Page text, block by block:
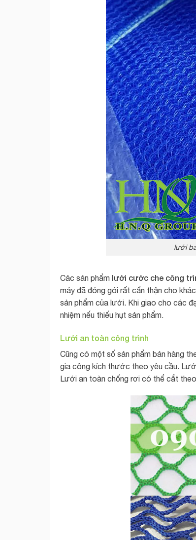
lưới
Các sản phẩm lưới cước che công
máy đã đóng gói rất cẩn thận cho
sản phẩm của lưới. Khi giao cho các
nhiệm nếu thiếu hụt sản phẩm.
Lưới an toàn công trình
Cũng có một số sản phẩm bán hàng
gia công kích thước theo yêu cầu.
Lưới an toàn chống rơi có thể cắt